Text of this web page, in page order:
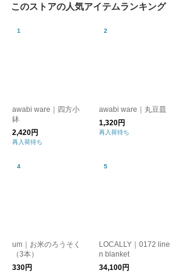
このストアの人気アイテムランキング
awabi ware｜四方小
鉢
2,420円
再入荷待ち
awabi ware｜丸豆皿
1,320円
再入荷待ち
um｜お米のろうそく
（3本）
330円
LOCALLY｜0172 line
n blanket
34,100円